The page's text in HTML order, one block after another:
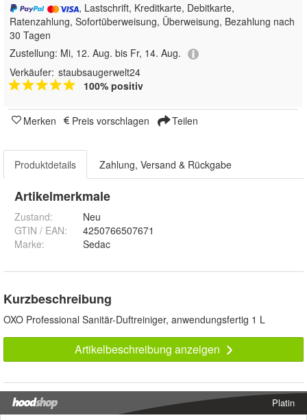
, Lastschrift, Kreditkarte, Debitkarte,
Ratenzahlung, Sofortüberweisung, Überweisung, Bezahlung nach
30 Tagen
Zustellung: Mi, 12. Aug. bis Fr, 14. Aug.
Verkäufer: staubsaugerwelt24
100% positiv
Merken Preis vorschlagen Teilen
Produktdetails Zahlung, Versand & Rückgabe
Artikelmerkmale
Zustand:
Neu
GTIN / EAN:
4250766507671
Marke:
Sedac
Kurzbeschreibung
OXO Professional Sanitär-Duftreiniger, anwendungsfertig 1 L
Artikelbeschreibung anzeigen
Platin